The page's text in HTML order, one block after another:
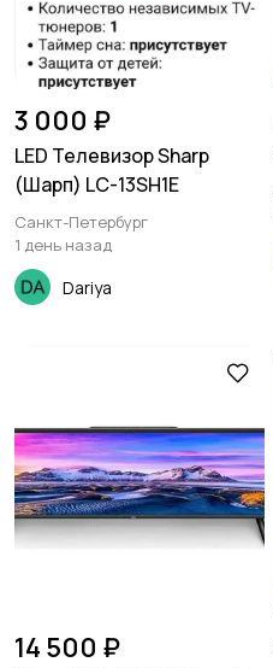
3 000 ₽
LED Телевизор Sharp
(Шарп) LC-13SH1E
Санкт-Петербург
1 день назад
Dariya
14 500 ₽